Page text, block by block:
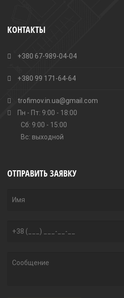
КОНТАКТЫ
+380 67-989-04-04
+380 99 171-64-64
trofimov.in.ua@gmail.com
Пн - Пт: 9:00 - 18:00
Сб: 9:00 - 15:00
Вс: выходной
ОТПРАВИТЬ ЗАЯВКУ